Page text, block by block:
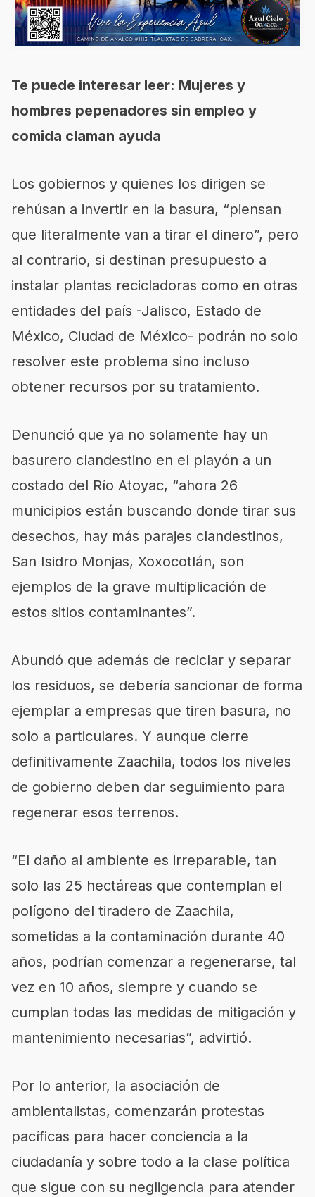
Te puede interesar leer: Mujeres y
hombres pepenadores sin empleo y
comida claman ayuda
Los gobiernos y quienes los dirigen se
rehúsan a invertir en la basura, “piensan
que literalmente van a tirar el dinero”, pero
al contrario, si destinan presupuesto a
instalar plantas recicladoras como en otras
entidades del país -Jalisco, Estado de
México, Ciudad de México- podrán no solo
resolver este problema sino incluso
obtener recursos por su tratamiento.
Denunció que ya no solamente hay un
basurero clandestino en el playón a un
costado del Río Atoyac, “ahora 26
municipios están buscando donde tirar sus
desechos, hay más parajes clandestinos,
San Isidro Monjas, Xoxocotlán, son
ejemplos de la grave multiplicación de
estos sitios contaminantes”.
Abundó que además de reciclar y separar
los residuos, se debería sancionar de forma
ejemplar a empresas que tiren basura, no
solo a particulares. Y aunque cierre
definitivamente Zaachila, todos los niveles
de gobierno deben dar seguimiento para
regenerar esos terrenos.
“El daño al ambiente es irreparable, tan
solo las 25 hectáreas que contemplan el
polígono del tiradero de Zaachila,
sometidas a la contaminación durante 40
años, podrían comenzar a regenerarse, tal
vez en 10 años, siempre y cuando se
cumplan todas las medidas de mitigación y
mantenimiento necesarias”, advirtió.
Por lo anterior, la asociación de
ambientalistas, comenzarán protestas
pacíficas para hacer conciencia a la
ciudadanía y sobre todo a la clase política
que sigue con su negligencia para atender